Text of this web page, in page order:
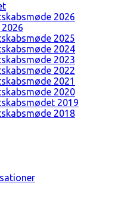
2026
2025
2024
2023
2022
2021
2020
2019
2018